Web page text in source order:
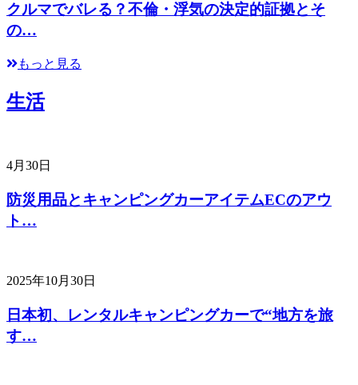
クルマでバレる？不倫・浮気の決定的証拠とそ
の…
もっと見る
生活
4月30日
防災用品とキャンピングカーアイテムECのアウ
ト…
2025年10月30日
日本初、レンタルキャンピングカーで“地方を旅
す…